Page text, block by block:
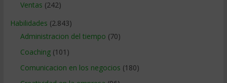
Ventas (242)
Habilidades (2.843)
Administracion del tiempo (70)
Coaching(101)
Comunicacion en los negocios (180)